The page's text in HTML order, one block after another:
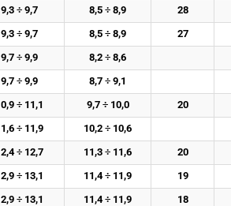
9,3 ÷ 9,7
8,5 ÷ 8,9 28
9,3 ÷ 9,7
8,5 ÷ 8,9 27
9,7 ÷ 9,9
8,2 ÷ 8,6
9,7 ÷ 9,9
8,7 ÷ 9,1
÷ 11,1
9,7 ÷ 10,0 20
÷ 11,9
10,2 ÷ 10,6
÷ 12,7
11,3 ÷ 11,6 20
÷ 13,1
11,4 ÷ 11,9 19
÷ 13,1
11,4 ÷ 11,9 18